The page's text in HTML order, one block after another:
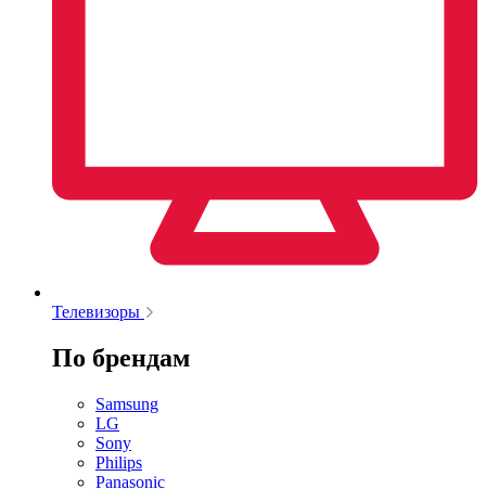
Телевизоры
По брендам
Samsung
LG
Sony
Philips
Panasonic